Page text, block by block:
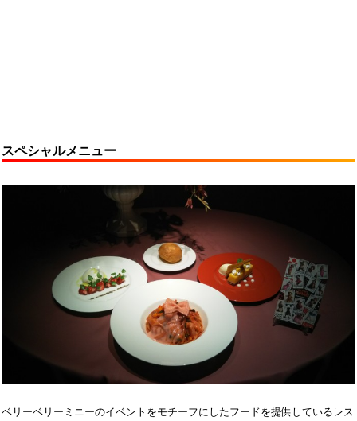
スペシャルメニュー
ベリーベリーミニーのイベントをモチーフにしたフードを提供しているレス